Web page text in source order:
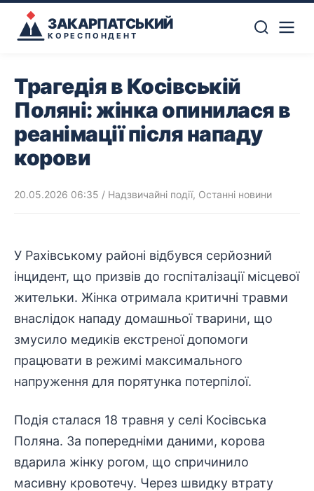
ЗАКАРПАТСЬКИЙ
КОРЕСПОНДЕНТ
Трагедія в Косівській
Поляні: жінка опинилася в
реанімації після нападу
корови
20.05.2026 06:35 / Надзвичайні події, Останні новини
У Рахівському районі відбувся серйозний
інцидент, що призвів до госпіталізаціїмісцевої
жительки. Жінка отримала критичні травми
внаслідок нападу домашньої тварини, що
змусило медиків екстреноїдопомоги
працювати в режимі максимального
напруження для порятунка потерпілої.
Подія сталася 18 травня у селі Косівська
Поляна. За попередніми даними, корова
вдарила жінку рогом, що спричинило
масивну кровотечу. Через швидку втрату